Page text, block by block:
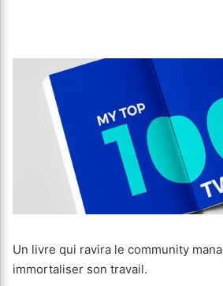
Un livre qui ravira le community
immortaliser son travail.